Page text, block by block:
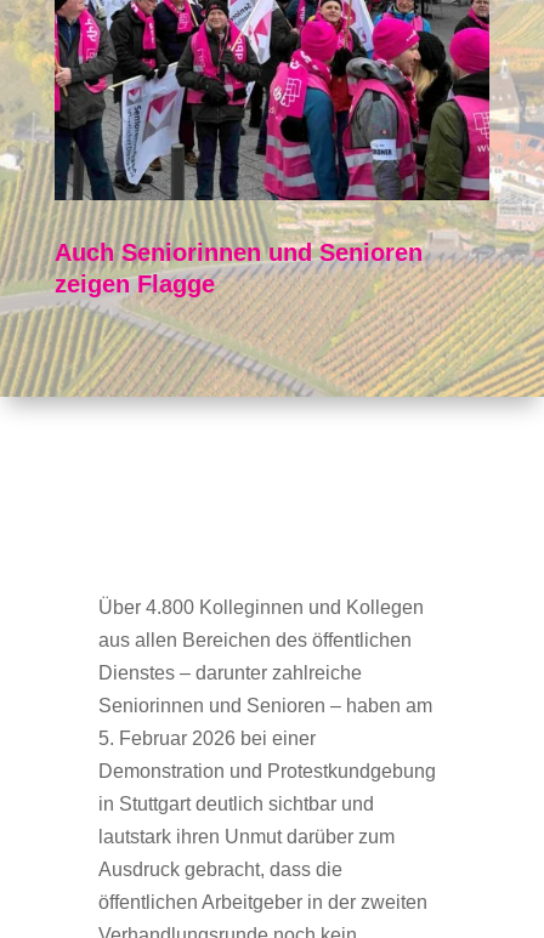
Auch Seniorinnen und Senioren
zeigen Flagge
Über 4.800 Kolleginnen und Kollegen
aus allen Bereichen des öffentlichen
Dienstes – darunter zahlreiche
Seniorinnen und Senioren – haben am
5. Februar 2026 bei einer
Demonstration und Protestkundgebung
in Stuttgart deutlich sichtbar und
lautstark ihren Unmut darüber zum
Ausdruck gebracht, dass die
öffentlichen Arbeitgeber in der zweiten